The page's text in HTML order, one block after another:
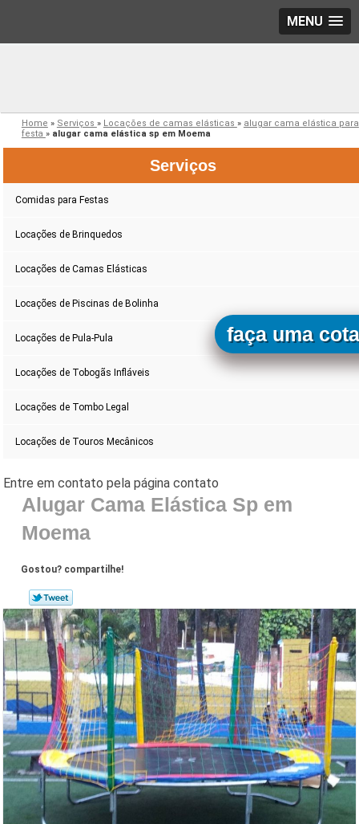
MENU
Home » Serviços » Locações de camas elásticas » alugar cama elástica para
festa » alugar cama elástica sp em Moema
Serviços
Comidas para Festas
Locações de Brinquedos
Locações de Camas Elásticas
Locações de Piscinas de Bolinha
Locações de Pula-Pula
Locações de Tobogãs Infláveis
Locações de Tombo Legal
Locações de Touros Mecânicos
Alugar Cama Elástica Sp em
Moema
Gostou? compartilhe!
faça uma